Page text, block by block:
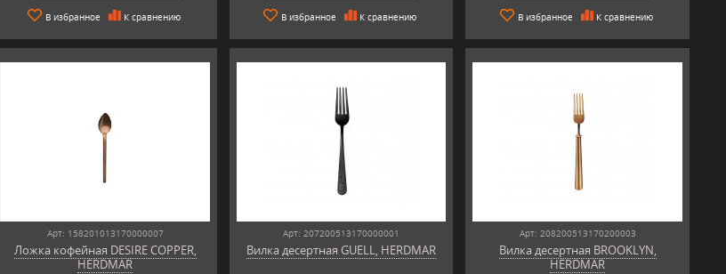
В избранное К сравнению В избранное К сравнению В избранное К сравнению
Арт: 158201013170000007
Ложка кофейная DESIRE COPPER,
HERDMAR
Арт: 207200513170000001
Вилка десертная GUELL, HERDMAR
Арт: 208200513170200003
Вилка десертная BROOKLYN,
HERDMAR